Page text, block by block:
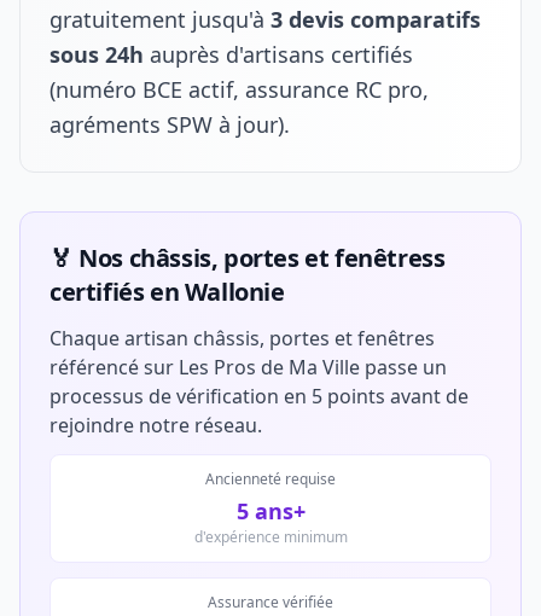
gratuitement jusqu'à 3 devis comparatifs
sous 24h auprès d'artisans certifiés
(numéro BCE actif, assurance RC pro,
agréments SPW à jour).
🏅 Nos châssis, portes et fenêtress
certifiés en Wallonie
Chaque artisan châssis, portes et fenêtres
référencé sur Les Pros de Ma Ville passe un
processus de vérification en 5 points avant de
rejoindre notre réseau.
Ancienneté requise
5 ans+
d'expérience minimum
Assurance vérifiée